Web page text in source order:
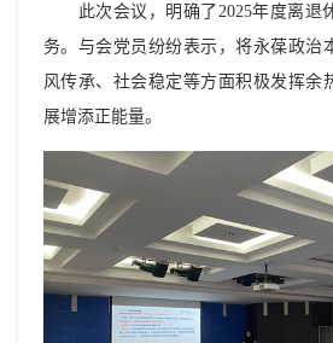
此次会议，明确了2025年度离退
务。与会党员纷纷表示，将永葆政治
风传承、社会稳定等方面积极发挥余
展增添正能量。